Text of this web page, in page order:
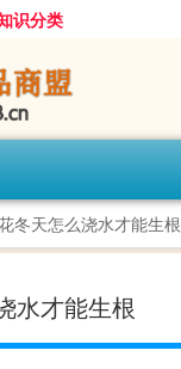
识分类
冬天怎么浇水才能生根
水才能生根